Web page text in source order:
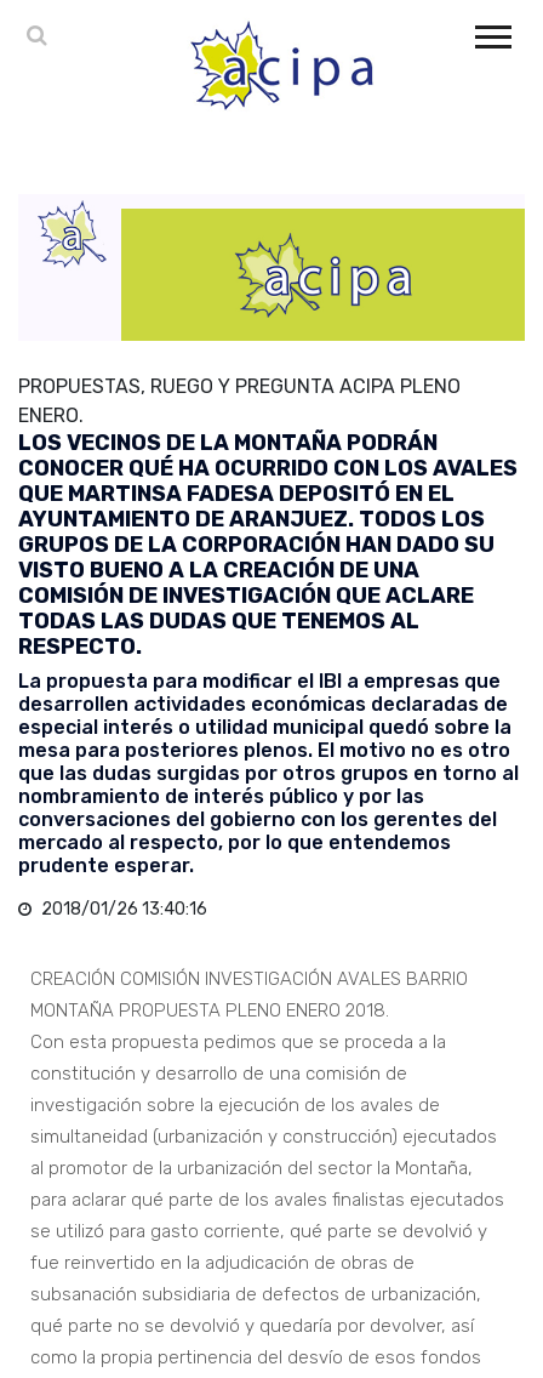
PROPUESTAS, RUEGO Y PREGUNTA ACIPA PLENO
ENERO.
LOS VECINOS DE LA MONTAÑA PODRÁN
CONOCER QUÉ HA OCURRIDO CON LOS AVALES
QUE MARTINSA FADESA DEPOSITÓ EN EL
AYUNTAMIENTO DE ARANJUEZ. TODOS LOS
GRUPOS DE LA CORPORACIÓN HAN DADO SU
VISTO BUENO A LA CREACIÓN DE UNA
COMISIÓN DE INVESTIGACIÓN QUE ACLARE
TODAS LAS DUDAS QUE TENEMOS AL
RESPECTO.
La propuesta para modificar el IBI a empresas que
desarrollen actividades económicas declaradas de
especial interés o utilidad municipal quedó sobre la
mesa para posteriores plenos. El motivo no es otro
que las dudas surgidas por otros grupos en torno al
nombramiento de interés público y por las
conversaciones del gobierno con los gerentes del
mercado al respecto, por lo que entendemos
prudente esperar.
2018/01/26 13:40:16
CREACIÓN COMISIÓN INVESTIGACIÓN AVALES BARRIO
MONTAÑA PROPUESTA PLENO ENERO 2018.
Con esta propuesta pedimos que se proceda a la
constitución y desarrollo de una comisión de
investigación sobre la ejecución de los avales de
simultaneidad (urbanización y construcción) ejecutados
al promotor de la urbanización del sector la Montaña,
para aclarar qué parte de los avales finalistas ejecutados
se utilizó para gasto corriente, qué parte se devolvió y
fue reinvertido en la adjudicación de obras de
subsanación subsidiaria de defectos de urbanización,
qué parte no se devolvió y quedaría por devolver, así
como la propia pertinencia del desvío de esos fondos